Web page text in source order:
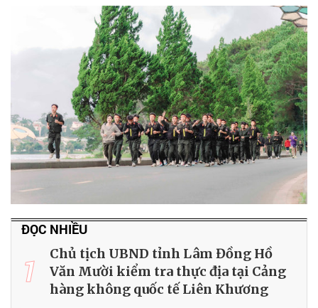
ĐỌC NHIỀU
1
Chủ tịch UBND tỉnh Lâm Đồng Hồ
Văn Mười kiểm tra thực địa tại Cảng
hàng không quốc tế Liên Khương